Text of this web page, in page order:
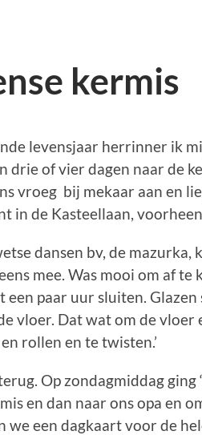
kermis
levensjaar herrinner ik
drie of vier dagen naar de
vroeg bij mekaar aan en
in de Kasteellaan,
dansen bv, de mazurka,
mee. Was mooi om af te
een paar uur sluiten.
vloer. Dat wat om de vloer
rollen en te twisten.’
Op zondagmiddag ging
en dan naar ons opa en
we een dagkaart voor de